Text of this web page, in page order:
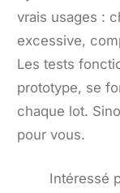
vrais usages :
excessive,
Les tests
prototype, se
chaque lot.
pour vous.
Intéressé